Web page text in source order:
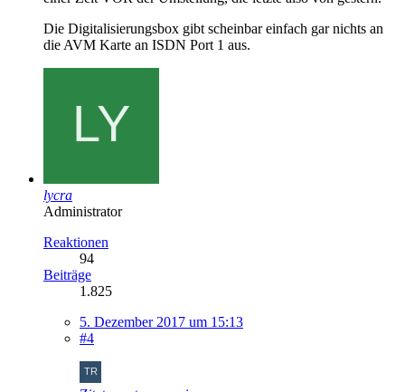
Die Digitalisierungsbox gibt scheinbar einfach gar nichts an
die AVM Karte an ISDN Port 1 aus.
lycra
Administrator
Reaktionen
94
Beiträge
1.825
5. Dezember 2017 um 15:13
#4